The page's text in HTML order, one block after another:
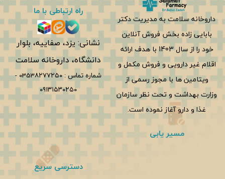
داروخانه سلامت به مدیریت دکتر
بابایی زاده بخش فروش آنلاین
خود را از سال 1403 با هدف ارائه
اقلام غیر دارویی و فروش مکمل و
ویتامین ها با مجوز رسمی از
وزارت بهداشت و تحت نظر سازمان
غذا و دارو آغاز نموده است.
راه ارتباطی با ما
نشانی: یزد، صفاییه، بلوار
دانشگاه، داروخانه سلامت
شماره تماس :0353۸۲۷۷۲۵۰ -
۰۹۱۳۱۵۳۰۲۵۰
مسیر یابی
دسترسی سریع